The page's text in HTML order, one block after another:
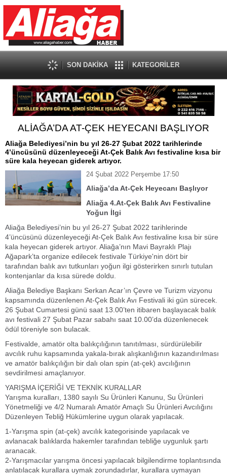
SON DAKİKA KATEGORİLER
ALİAĞA’DA AT-ÇEK HEYECANI BAŞLIYOR
Aliağa Belediyesi’nin bu yıl 26-27 Şubat 2022 tarihlerinde
4’üncüsünü düzenleyeceği At-Çek Balık Avı festivaline kısa bir
süre kala heyecan giderek artıyor.
24 Şubat 2022 Perşembe 17:50
Aliağa’da At-Çek Heyecanı Başlıyor
Aliağa 4.At-Çek Balık Avı Festivaline
Yoğun İlgi
Aliağa Belediyesi’nin bu yıl 26-27 Şubat 2022 tarihlerinde
4’üncüsünü düzenleyeceği At-Çek Balık Avı festivaline kısa bir süre
kala heyecan giderek artıyor. Aliağa’nın Mavi Bayraklı Plajı
Ağapark’ta organize edilecek festivale Türkiye'nin dört bir
tarafından balık avı tutkunları yoğun ilgi gösterirken sınırlı tutulan
kontenjanlar da kısa sürede doldu.
Aliağa Belediye Başkanı Serkan Acar’ın Çevre ve Turizm vizyonu
kapsamında düzenlenen At-Çek Balık Avı Festivali iki gün sürecek.
26 Şubat Cumartesi günü saat 13.00’ten itibaren başlayacak balık
avı festivali 27 Şubat Pazar sabahı saat 10.00’da düzenlenecek
ödül töreniyle son bulacak.
Festivalde, amatör olta balıkçılığının tanıtılması, sürdürülebilir
avcılık ruhu kapsamında yakala-bırak alışkanlığının kazandırılması
ve amatör balıkçılığın bir dalı olan spin (at-çek) avcılığının
sevdirilmesi amaçlanıyor.
YARIŞMA İÇERİĞİ VE TEKNİK KURALLAR
Yarışma kuralları, 1380 sayılı Su Ürünleri Kanunu, Su Ürünleri
Yönetmeliği ve 4/2 Numaralı Amatör Amaçlı Su Ürünleri Avcılığını
Düzenleyen Tebliğ Hükümlerine uygun olarak yapılacak.
1-Yarışma spin (at-çek) avcılık kategorisinde yapılacak ve
avlanacak balıklarda hakemler tarafından tebliğe uygunluk şartı
aranacak.
2-Yarışmacılar yarışma öncesi yapılacak bilgilendirme toplantısında
anlatılacak kurallara uymak zorundadırlar, kurallara uymayan